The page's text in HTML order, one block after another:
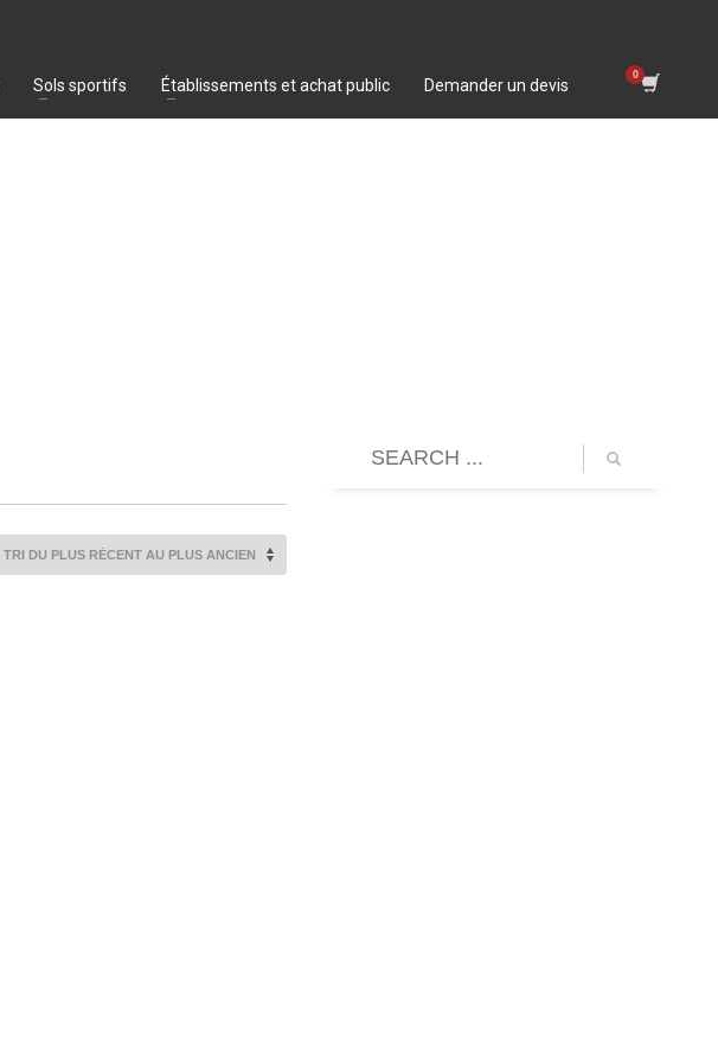
Sols sportifs Établissements et achat public Demander un devis